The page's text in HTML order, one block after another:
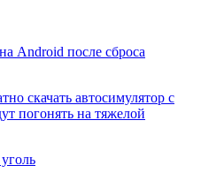
Android после сброса
скачать автосимулятор с
погонять на тяжелой